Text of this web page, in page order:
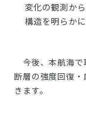
変化の観測か
構造を明らか
今後、本航海
断層の強度回復
きます。